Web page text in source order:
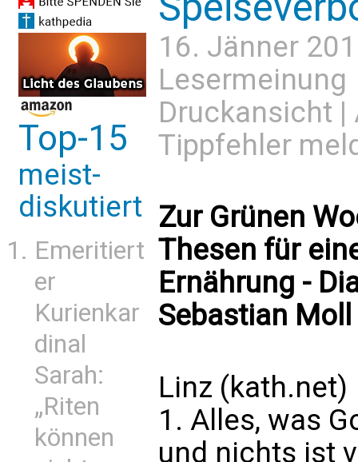
Top-15
meist-
diskutiert
Emeritiert
er
Kurienkar
dinal
Sarah:
„Riten
können
16. Jänner
Lesermeinung
Druckansicht |
Tippfehler
Zur Grünen
Thesen für
Ernährung -
Sebastian Moll
Linz (kath.net)
1. Alles, was
und nichts ist